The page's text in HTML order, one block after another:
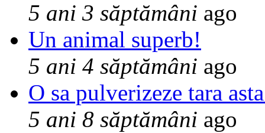
5 ani 3 săptămâni ago
Un animal superb!
5 ani 4 săptămâni ago
O sa pulverizeze tara
5 ani 8 săptămâni ago